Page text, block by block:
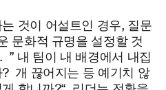
것이 어설트인 경우, 질문
문화적 규명을 설정할 것
” 내 팀이 내 배경에서 내 집
개 끊어지는 등 예기치 않